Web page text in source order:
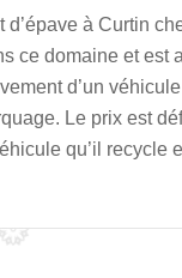
d’épave à Curtin
ce domaine et est
d’un
Le prix est
qu’il recycle